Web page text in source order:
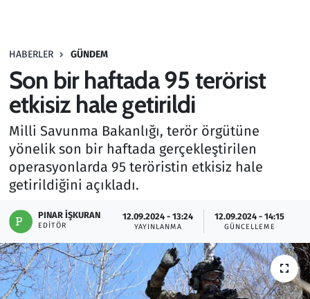
HABERLER GÜNDEM
Son bir haftada 95 terörist
etkisiz hale getirildi
Milli Savunma Bakanlığı, terör örgütüne
yönelik son bir haftada gerçekleştirilen
operasyonlarda 95 teröristin etkisiz hale
getirildiğini açıkladı.
PINAR İŞKURAN
EDITÖR
12.09.2024 - 13:24
YAYINLANMA
12.09.2024 - 14:15
GÜNCELLEME
Haber
Kültür Sanat
Kurumsal Haberler
Lezzet Durağı
Oyun